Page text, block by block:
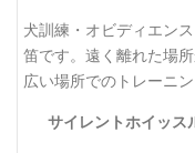
犬訓練・オビディエン
笛です。遠く離れた場
広い場所でのトレーニン
サイレントホイッス